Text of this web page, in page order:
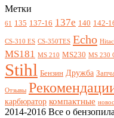
Метки
61 135 137-16 137e 140 142-
CS-310 ES CS-350TES Echo
MS181 MS 210 MS230 MS 230
Stihl Бензин Дружба
Отзывы
карбюратор компактные
2014-2016 Все о